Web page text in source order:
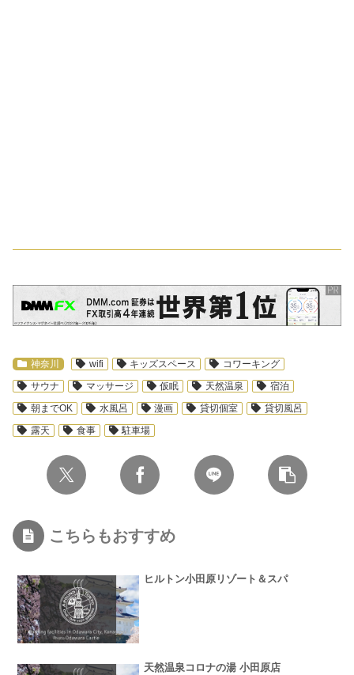
スポンサーリンク
神奈川 wifi キッズスペース
コワーキング
サウナ
マッサージ 仮眠 天然温泉
宿泊
朝までOK
水風呂 漫画 貸切個室
貸切風呂
露天
食事 駐車場
こちらもおすすめ
ヒルトン小田原リゾート＆スパ
天然温泉コロナの湯 小田原店